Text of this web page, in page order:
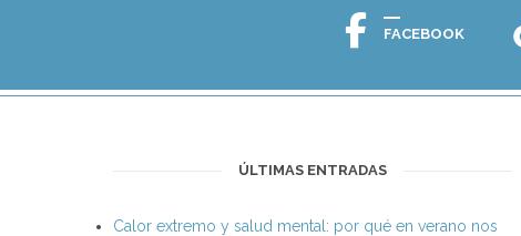
FACEBOOK
ÚLTIMAS ENTRADAS
Calor extremo y salud mental: por qué en verano nos